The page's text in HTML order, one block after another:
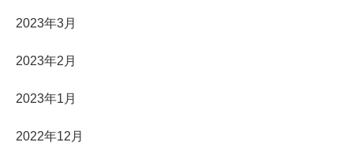
2023年3月
2023年2月
2023年1月
2022年12月